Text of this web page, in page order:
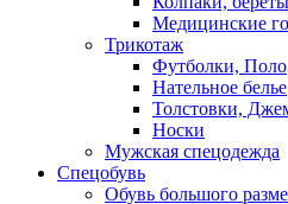
Медицинские
Трикотаж
Футболки, Поло
Нательное белье
Толстовки,
Носки
Мужская спецодежда
Спецобувь
Обувь большого